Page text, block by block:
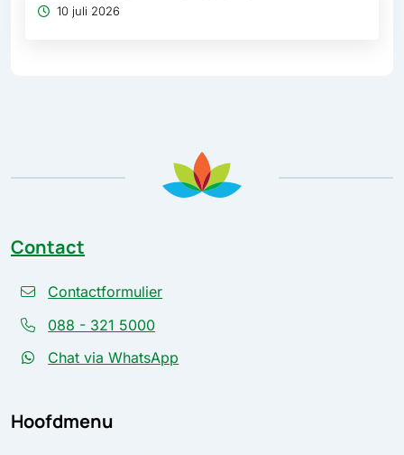
10 juli 2026
Contact
Contactformulier
088 - 321 5000
Chat via WhatsApp
Hoofdmenu